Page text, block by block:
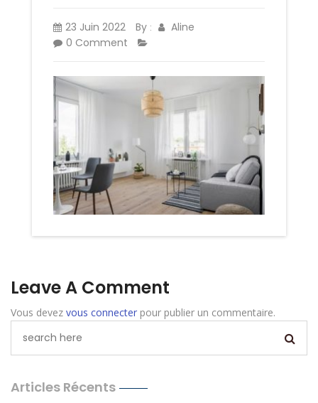
23 Juin 2022 By :
Aline
0 Comment
Leave A Comment
Vous devez vous connecter pour publier un commentaire.
Articles Récents